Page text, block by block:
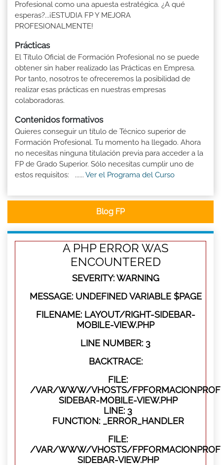
Profesional como una apuesta estratégica. ¿A qué
esperas?...¡ESTUDIA FP Y MEJORA
PROFESIONALMENTE!
Prácticas
El Título Oficial de Formación Profesional no se puede
obtener sin haber realizado las Prácticas en Empresa.
Por tanto, nosotros te ofreceremos la posibilidad de
realizar esas prácticas en nuestras empresas
colaboradoras.
Contenidos formativos
Quieres conseguir un título de Técnico superior de
Formación Profesional. Tu momento ha llegado. Ahora
no necesitas ninguna titulación previa para acceder a la
FP de Grado Superior. Sólo necesitas cumplir uno de
estos requisitos: ...... Ver el Programa del Curso
Blog FP
A PHP ERROR WAS
ENCOUNTERED
SEVERITY: WARNING
MESSAGE: UNDEFINED VARIABLE $PAGE
FILENAME: LAYOUT/RIGHT-SIDEBAR-
MOBILE-VIEW.PHP
LINE NUMBER: 3
BACKTRACE:
FILE:
/VAR/WWW/VHOSTS/
SIDEBAR-MOBILE-VIEW.PHP
LINE: 3
FUNCTION: _ERROR_HANDLER
FILE:
/VAR/WWW/VHOSTS/
SIDEBAR-VIEW.PHP